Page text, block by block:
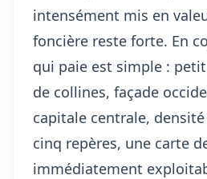
intensément mis en
foncière reste forte. En
qui paie est simple :
de collines, façade
capitale centrale, densité
cinq repères, une carte
immédiatement